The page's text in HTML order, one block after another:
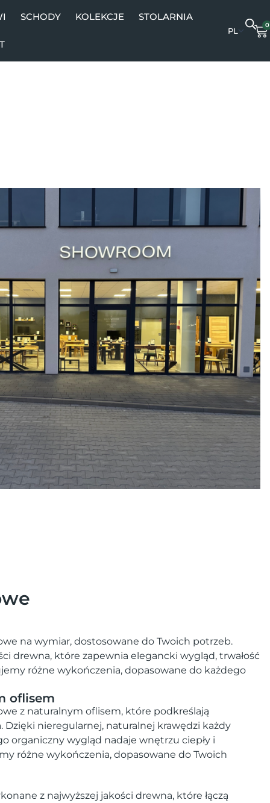
SCHODY KOLEKCJE STOLARNIA
0
na wymiar, dostosowane do Twoich potrzeb.
drewna, które zapewnia elegancki wygląd, trwałość
różne wykończenia, dopasowane do każdego
oflisem
z naturalnym oflisem, które podkreślają
nieregularnej, naturalnej krawędzi każdy
organiczny wygląd nadaje wnętrzu ciepły i
różne wykończenia, dopasowane do Twoich
z najwyższej jakości drewna, które łączą